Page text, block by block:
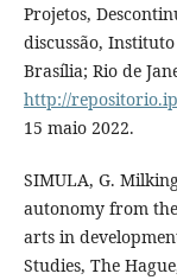
Projetos,
discussão,
Brasília; Rio de
http://
15 maio 2022.
SIMULA, G.
autonomy from
arts in
Studies, The